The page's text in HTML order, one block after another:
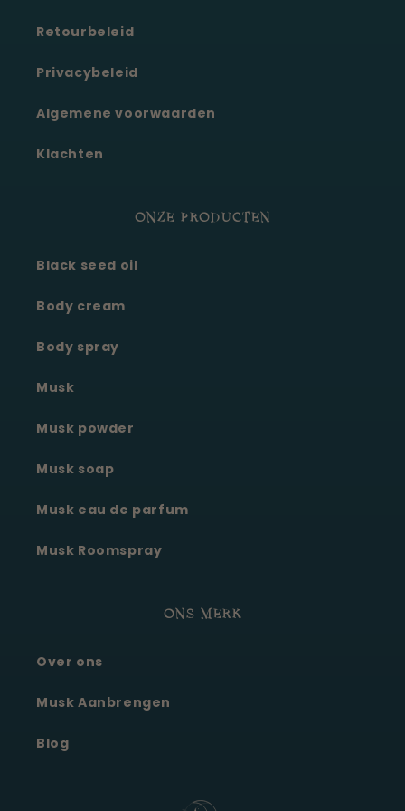
Retourbeleid
Privacybeleid
Algemene voorwaarden
Klachten
ONZE PRODUCTEN
Black seed oil
Body cream
Body spray
Musk
Musk powder
Musk soap
Musk eau de parfum
Musk Roomspray
ONS MERK
Over ons
Musk Aanbrengen
Blog